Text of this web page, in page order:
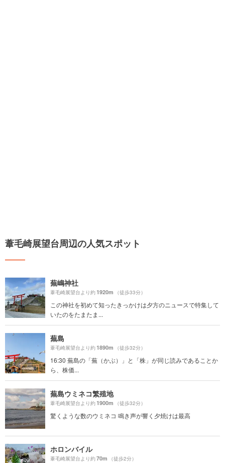
葦毛崎展望台周辺の人気スポット
蕪嶋神社
葦毛崎展望台より約1920m （徒歩33分）
この神社を初めて知ったきっかけは夕方のニュースで特集して
いたのをたまたま...
蕪島
葦毛崎展望台より約1890m （徒歩32分）
16:30 蕪島の「蕪（かぶ）」と「株」が同じ読みであることか
ら、株価...
蕪島ウミネコ繁殖地
葦毛崎展望台より約1900m （徒歩32分）
驚くような数のウミネコ 鳴き声が響く夕焼けは最高
ホロンバイル
葦毛崎展望台より約70m （徒歩2分）